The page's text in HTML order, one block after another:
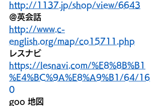
http://1137.jp/shop/view/6643
＠英会話
http://www.c-
english.org/map/co15711.php
レスナビ
https://lesnavi.com/%E8%8B%B1
%E4%BC%9A%E8%A9%B1/64/16
0
goo 地図